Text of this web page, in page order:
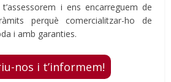
t’assessorem i ens encarreguem de
perquè comercialitzar-ho de
i amb garanties.
nos i t’informem!